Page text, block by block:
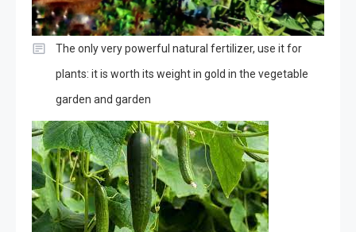
The only very powerful natural fertilizer, use it for
plants: it is worth its weight in gold in the vegetable
garden and garden